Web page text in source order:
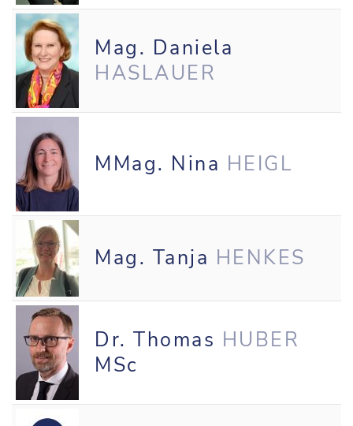
Mag. Daniela
HASLAUER
MMag. Nina HEIGL
Mag. Tanja HENKES
Dr. Thomas HUBER
MSc